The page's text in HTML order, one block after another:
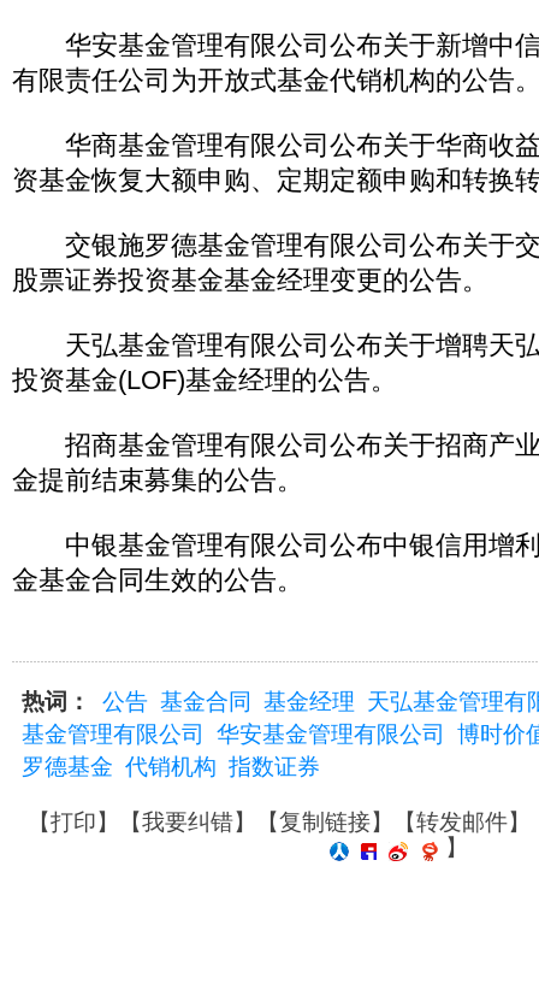
华安基金管理有限公司公布关于新增中信
有限责任公司为开放式基金代销机构的公告
华商基金管理有限公司公布关于华商收
资基金恢复大额申购、定期定额申购和转换
交银施罗德基金管理有限公司公布关于
股票证券投资基金基金经理变更的公告。
天弘基金管理有限公司公布关于增聘天
投资基金(LOF)基金经理的公告。
招商基金管理有限公司公布关于招商产
金提前结束募集的公告。
中银基金管理有限公司公布中银信用增
金基金合同生效的公告。
热词： 公告 基金合同 基金经理 天弘基金管理有
基金管理有限公司
华安基金管理有限公司
博时价
罗德基金 代销机构 指数证券
【打印】【我要纠错】【复制链接】【转发邮件】
】